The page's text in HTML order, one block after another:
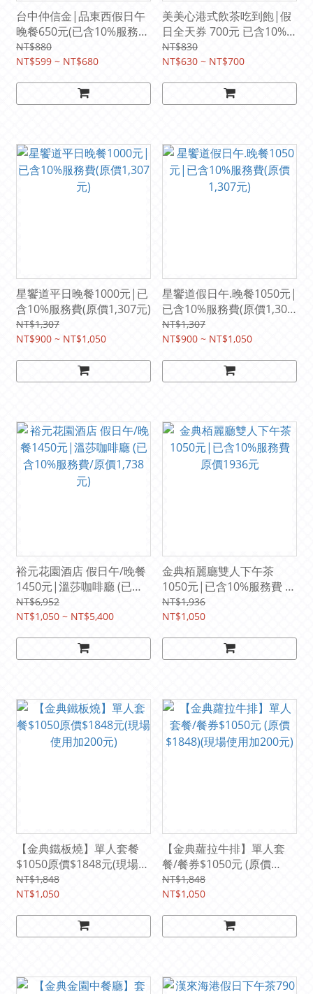
台中仲信金|品東西假日午
晚餐650元(已含10%服務
費)
NT$880
NT$599 ~ NT$680
美美心港式飲茶吃到飽|假
日全天券 700元 已含10%
服務費(原價830元)
NT$830
NT$630 ~ NT$700
星饗道平日晚餐1000元|已
含10%服務費(原價1,307元)
NT$1,307
NT$900 ~ NT$1,050
星饗道假日午.晚餐1050元|
已含10%服務費(原價1,307
元)
NT$1,307
NT$900 ~ NT$1,050
裕元花園酒店 假日午/晚餐
1450元|溫莎咖啡廳 (已含
10%服務費/原價1,738元)
NT$6,952
NT$1,050 ~ NT$5,400
金典栢麗廳雙人下午茶
1050元|已含10%服務費 原
價1936元
NT$1,936
NT$1,050
【金典鐵板燒】單人套餐
$1050原價$1848元(現場使
用加200元)
NT$1,848
NT$1,050
【金典蘿拉牛排】單人套
餐/餐券$1050元 (原價
$1848)(現場使用加200元)
NT$1,848
NT$1,050